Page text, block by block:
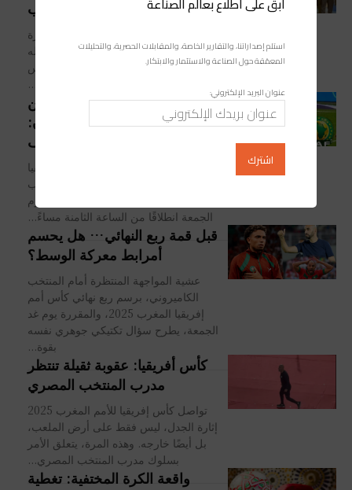
الإقصاء أمام المغرب
عاش المنتخب الكاميروني لحظة مؤثرة
داخل غرفة الملابس بملعب مولاي عبد الله
بالرباط، عقب إقصائه من ربع نهائي كأس
تأخر مثير للجدل في الإعلان عن
حكم مباراة المغرب والكاميرون:
حقائق مقلقة تنكشف
عرفت مباراة ربع نهائي كأس أمم أفريقيا
المغرب 2025، التي ستجمع بين المنتخب
المغربي ونظيره الكاميروني، والمقررة يوم
الجمعة انطلاقًا من الساعة الثامنة مساءً...
قبل قمة ربع النهائي… هل يحسم
أمرابط معركة الوسط؟
عشية المواجهة المنتظرة أمام المنتخب
الكاميروني، برسم ربع نهائي كأس أمم
إفريقيا المغرب 2025، والمقررة يوم غد
الجمعة، يطرح سؤال تكتيكي جوهري نفسه
بقوة...
كأس أفريقيا: عقوبة ثقيلة تنتظر
مدرب المنتخب المصري
تواصل كأس إفريقيا للأمم المغرب 2025
إثارة الجدل، ليس فقط على أرض الملعب،
بل أيضًا خارجه. وهذه المرة، يتعلق الأمر
بسلوك مدرب المنتخب المصري...
واقعة الكرة المختفية: تغطية
استلم إصداراتنا، والتقارير الخاصة، والمقابلات الحصرية، والتحليلات
المعمّقة حول الصناعة والاستثمار والابتكار.
عنوان البريد الإلكتروني: